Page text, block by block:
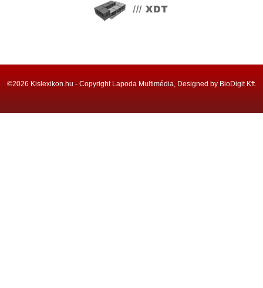
©2026 Kislexikon.hu - Copyright Lapoda Multimédia, Designed by BioDigit Kft.